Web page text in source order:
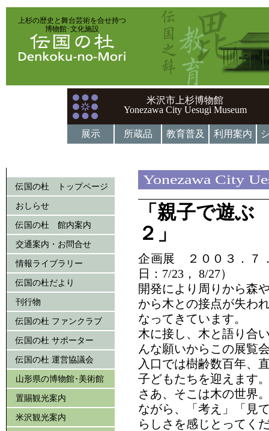
上杉の歴史と舞台芸術を合せ持つ
博物館･文化施設
米沢市上杉博物館
Yonezawa City Uesugi Museum
展示 所蔵品 教育普及 利用案内
伝国の杜 トップページ
おしらせ
伝国の杜 館内案内
交通案内・お問合せ
情報ライブラリー
伝国の杜だより
刊行物
伝国の杜 ファンクラブ
伝国の杜 サポーター
伝国の杜 運営協議会
山形県の博物館･美術館
置賜観光案内
米沢観光案内
Yonezawa City
「親子で遊
２」
企画展 ２００３．７
日：7/23， 8/27）
開発により周りから森
から木との接点が失わ
なってきています。
木に接し、木と語り合
んな願いからこの展覧
入口では樹齢数百年、
子どもたちを迎えます
さあ、そこは木の世界
ながら、「考え」「見
らしさを感じとってく